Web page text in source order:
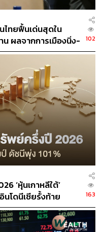
ไทยฟื้นเด่นสุดใน
น ผลจากการเมืองนิ่ง-
102
‘หุ้นเกาหลีใต้’
โดนีเซียรั้งท้าย
163